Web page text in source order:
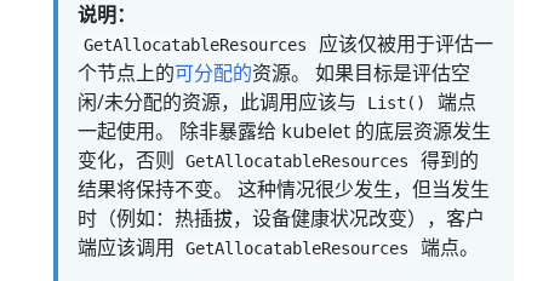
说明：
GetAllocatableResources
应该仅被用于评估一
个节点上的可分配的资源。 如果目标是评估空
闲/未分配的资源，此调用应该与
List()
端点
一起使用。 除非暴露给 kubelet 的底层资源发生
变化，否则
GetAllocatableResources
得到的
结果将保持不变。 这种情况很少发生，但当发生
时（例如：热插拔，设备健康状况改变），客户
端应该调用
GetAllocatableResources
端点。